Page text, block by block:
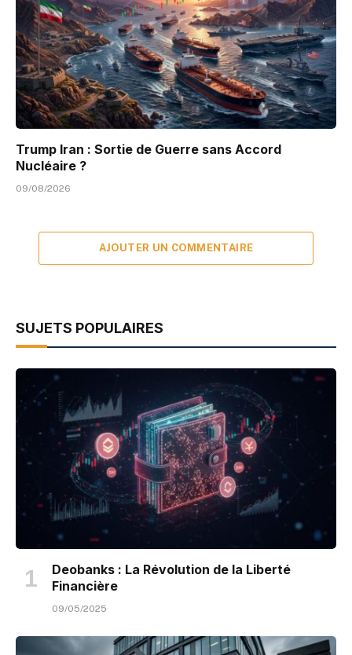
Trump Iran : Sortie de Guerre sans Accord
Nucléaire ?
09/08/2026
AJOUTER UN COMMENTAIRE
SUJETS POPULAIRES
Deobanks : La Révolution de la Liberté
Financière
09/05/2025